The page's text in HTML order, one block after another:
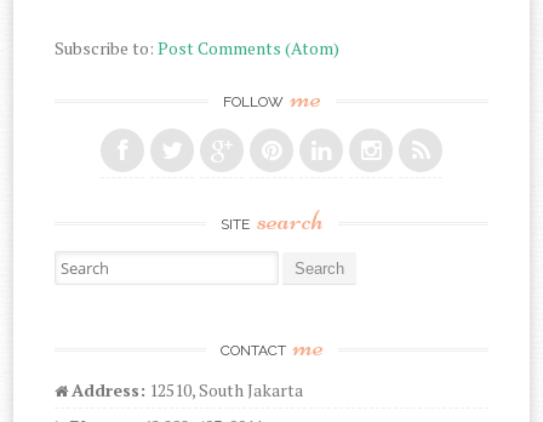
Subscribe to:Post Comments (Atom)
FOLLOW me
SITE search
Search for:
CONTACT me
Address: 12510, South Jakarta